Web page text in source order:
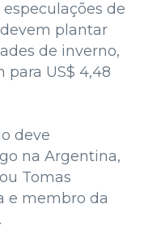
de
plantar
de inverno,
para US$ 4,48
deve
na Argentina,
Tomas
e membro da